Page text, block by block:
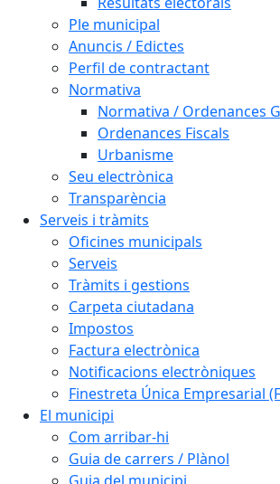
Ple municipal
Anuncis / Edictes
Perfil de contractant
Normativa
Normativa / Ordenances
Ordenances Fiscals
Urbanisme
Seu electrònica
Transparència
Serveis i tràmits
Oficines municipals
Serveis
Tràmits i gestions
Carpeta ciutadana
Impostos
Factura electrònica
Notificacions electròniques
Finestreta Única Empresarial
El municipi
Com arribar-hi
Guia de carrers / Plànol